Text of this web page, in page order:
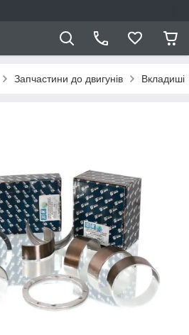
Запчастини до двигунів Вкладиші